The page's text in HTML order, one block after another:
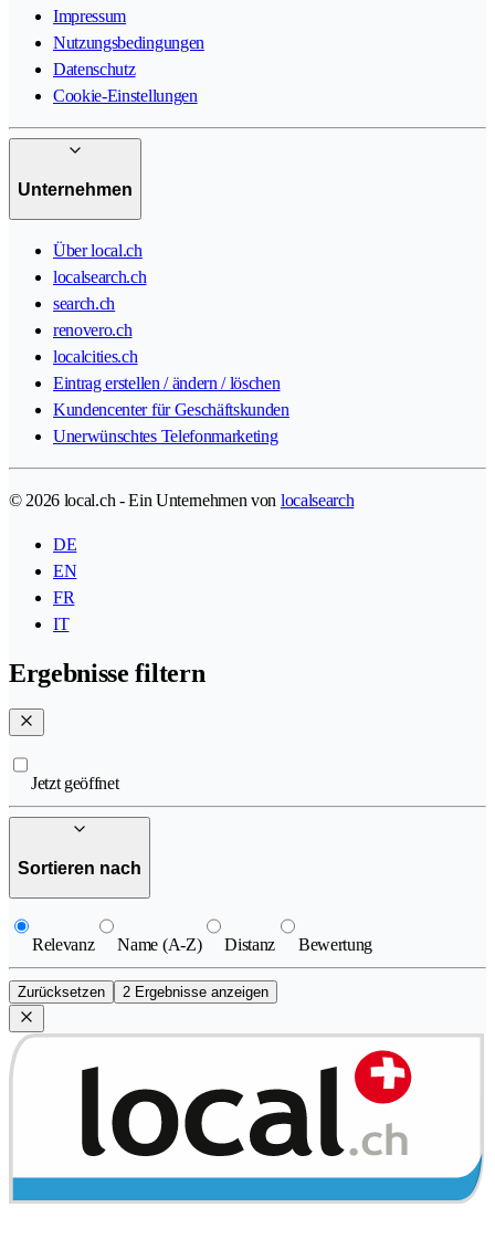
Impressum
Nutzungsbedingungen
Datenschutz
Cookie-Einstellungen
Unternehmen
Über local.ch
localsearch.ch
search.ch
renovero.ch
localcities.ch
Eintrag erstellen / ändern / löschen
Kundencenter für Geschäftskunden
Unerwünschtes Telefonmarketing
© 2026 local.ch - Ein Unternehmen von localsearch
DE
EN
FR
IT
Ergebnisse filtern
Jetzt geöffnet
Sortieren nach
Relevanz Name (A-Z) Distanz Bewertung
Zurücksetzen 2 Ergebnisse anzeigen